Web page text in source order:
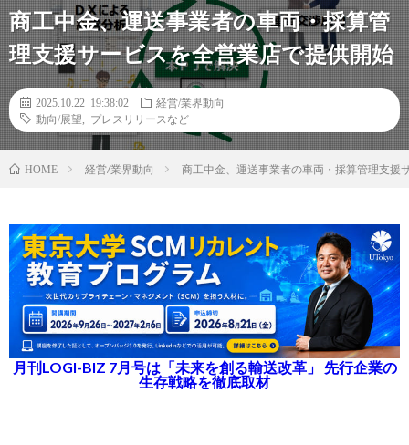
商工中金、運送事業者の車両・採算管
理支援サービスを全営業店で提供開始
2025.10.22 19:38:02
経営/業界動向
動向/展望
プレスリリースなど
HOME 経営/業界動向 商工中金、運送事業者の車両・採算管理支援
月刊LOGI-BIZ 7月号は「未来を創る輸送改革」 先行企業の
生存戦略を徹底取材